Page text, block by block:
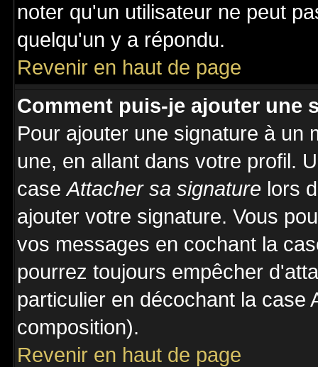
noter qu'un utilisateur ne peut
quelqu'un y a répondu.
Revenir en haut de page
Comment puis-je ajouter une
Pour ajouter une signature à un
une, en allant dans votre profil.
caseAttacher sa signature lors
ajouter votre signature. Vous
vos messages en cochant la
pourrez toujours empêcher
particulier en décochant la case
composition).
Revenir en haut de page